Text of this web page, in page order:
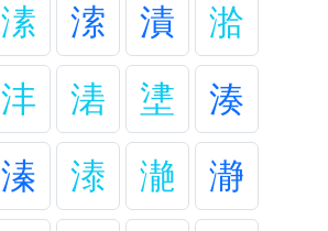
溸 溹 漬
湁
沣 湱 堻
湊
溱 溙 濪
瀞